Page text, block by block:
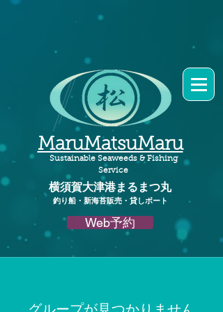
MaruMatsuMaru
Sustainable Seaweeds & Fishing
Service
横須賀大津港まるまつ丸​
釣り船・新海苔販売・貸しボート
Web予約